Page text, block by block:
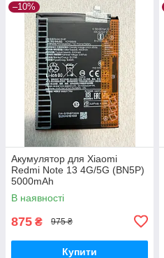
–10%
Акумулятор для Xiaomi
Redmi Note 13 4G/5G (BN5P)
5000mAh
В наявності
875 ₴ 975 ₴
Купити